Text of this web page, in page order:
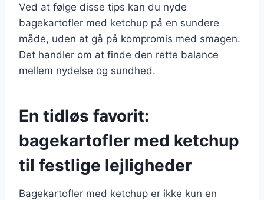
Ved at følge disse tips kan du nyde
bagekartofler med ketchup på en sundere
måde, uden at gå på kompromis med smagen.
Det handler om at finde den rette balance
mellem nydelse og sundhed.
En tidløs favorit:
bagekartofler med ketchup
til festlige lejligheder
Bagekartofler med ketchup er ikke kun en